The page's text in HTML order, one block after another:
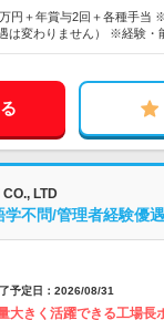
円＋年賞与2回＋各種手当
は変わりません） ※経験・
LTD
学不問/管理者経験優遇
予定日：2026/08/31
大きく活躍できる工場長